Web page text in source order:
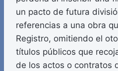
un pacto de futura
referencias a una obra
Registro, omitiendo el
títulos públicos que
de los actos o contratos